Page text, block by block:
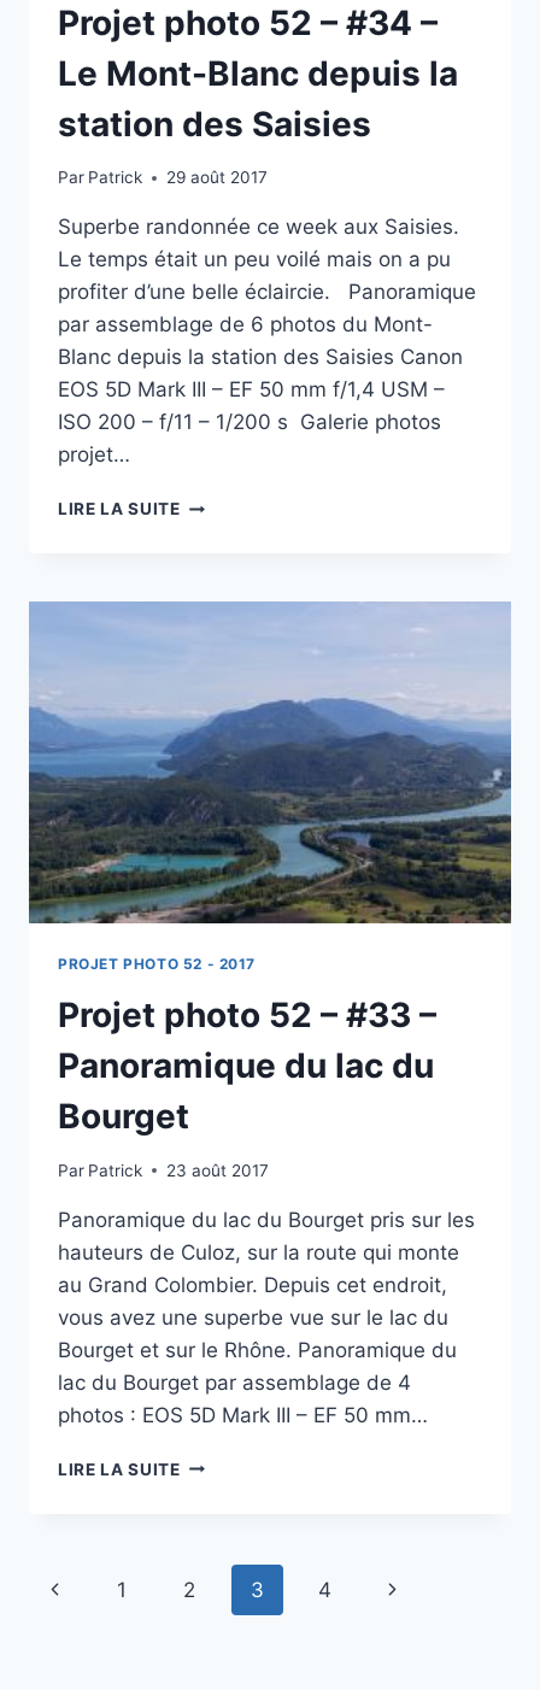
Projet photo 52 – #34 –
Le Mont-Blanc depuis la
station des Saisies
Par Patrick 29 août 2017
Superbe randonnée ce week aux Saisies.
Le temps était un peu voilé mais on a pu
profiter d’une belle éclaircie. Panoramique
par assemblage de 6 photos du Mont-
Blanc depuis la station des Saisies Canon
EOS 5D Mark III – EF 50 mm f/1,4 USM –
ISO 200 – f/11 – 1/200 s Galerie photos
projet…
LIRE LA SUITEPROJET
#34
BLANC
DEPUIS
LA
STATION
DES
SAISIES
PROJET PHOTO 52 - 2017
Projet photo 52 – #33 –
Panoramique du lac du
Bourget
Par Patrick 23 août 2017
Panoramique du lac du Bourget pris sur les
hauteurs de Culoz, sur la route qui monte
au Grand Colombier. Depuis cet endroit,
vous avez une superbe vue sur le lac du
Bourget et sur le Rhône. Panoramique du
lac du Bourget par assemblage de 4
photos : EOS 5D Mark III – EF 50 mm…
LIRE LA SUITEPROJET
–
PANORAMIQUE
Navigation
Page
1 2 3 4
Page